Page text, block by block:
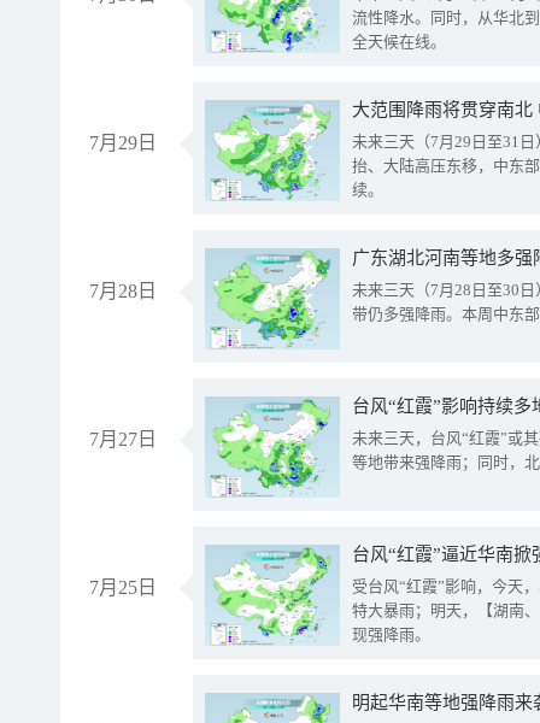
流性降水。同时，从华北
全天候在线。
7月29日
大范围降雨将贯穿南
未来三天（7月29日至31
抬、大陆高压东移，中东
续。
7月28日
广东湖北河南等地多
未来三天（7月28日至30
带仍多强降雨。本周中东
7月27日
台风“红霞”影响持续
未来三天，台风“红霞”或
等地带来强降雨；同时，
7月25日
台风“红霞”逼近华南
受台风“红霞”影响，今天
特大暴雨；明天，【湖南
现强降雨。
明起华南等地强降雨